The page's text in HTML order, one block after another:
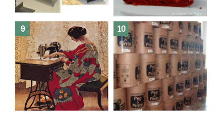
O medo que habita em nós.
Reforma do sofá, agora é em
patchwork!
The Red Velvet !!! O Perfeito